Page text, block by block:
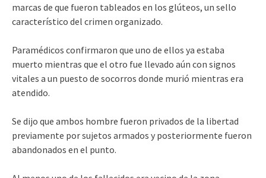
marcas de que fueron tableados en los glúteos, un sello
característico del crimen organizado.
Paramédicos confirmaron que uno de ellos ya estaba
muerto mientras que el otro fue llevado aún con signos
vitales a un puesto de socorros donde murió mientras era
atendido.
Se dijo que ambos hombre fueron privados de la libertad
previamente por sujetos armados y posteriormente fueron
abandonados en el punto.